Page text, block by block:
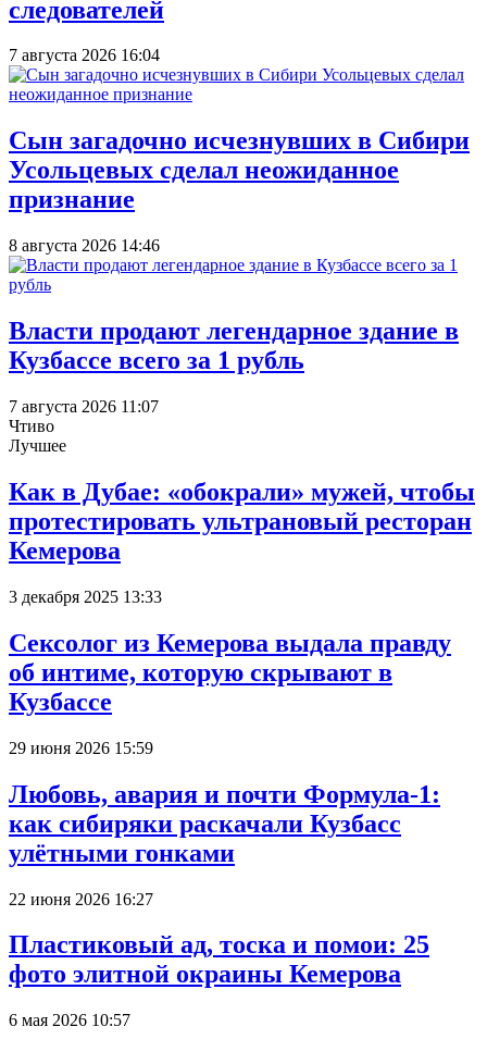
следователей
7 августа 2026 16:04
Сын загадочно исчезнувших в Сибири
Усольцевых сделал неожиданное
признание
8 августа 2026 14:46
Власти продают легендарное здание в
Кузбассе всего за 1 рубль
7 августа 2026 11:07
Чтиво
Лучшее
Как в Дубае: «обокрали» мужей, чтобы
протестировать ультрановый ресторан
Кемерова
3 декабря 2025 13:33
Сексолог из Кемерова выдала правду
об интиме, которую скрывают в
Кузбассе
29 июня 2026 15:59
Любовь, авария и почти Формула-1:
как сибиряки раскачали Кузбасс
улётными гонками
22 июня 2026 16:27
Пластиковый ад, тоска и помои: 25
фото элитной окраины Кемерова
6 мая 2026 10:57